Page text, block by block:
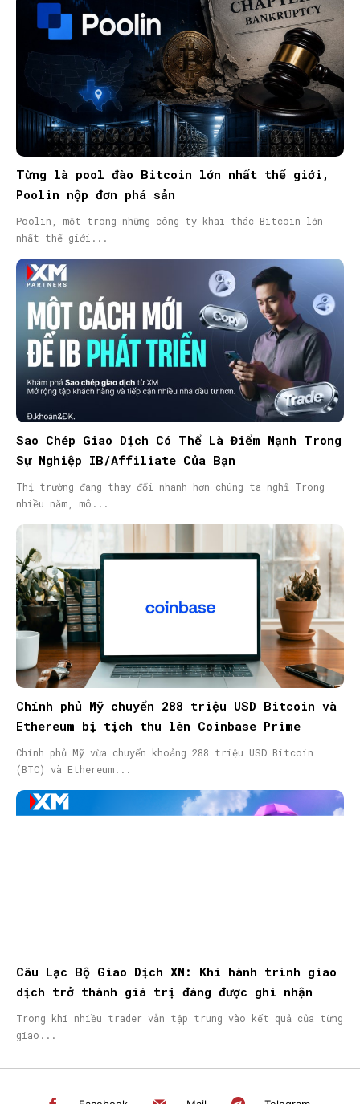
Từng là pool đào Bitcoin lớn nhất thế giới,
Poolin nộp đơn phá sản
Poolin, một trong những công ty khai thác Bitcoin lớn
nhất thế giới...
Sao Chép Giao Dịch Có Thể Là Điểm Mạnh Trong
Sự Nghiệp IB/Affiliate Của Bạn
Thị trường đang thay đổi nhanh hơn chúng ta nghĩ Trong
nhiều năm, mô...
Chính phủ Mỹ chuyển 288 triệu USD Bitcoin và
Ethereum bị tịch thu lên Coinbase Prime
Chính phủ Mỹ vừa chuyển khoảng 288 triệu USD Bitcoin
(BTC) và Ethereum...
Câu Lạc Bộ Giao Dịch XM: Khi hành trình giao
dịch trở thành giá trị đáng được ghi nhận
Trong khi nhiều trader vẫn tập trung vào kết quả của từng
giao...